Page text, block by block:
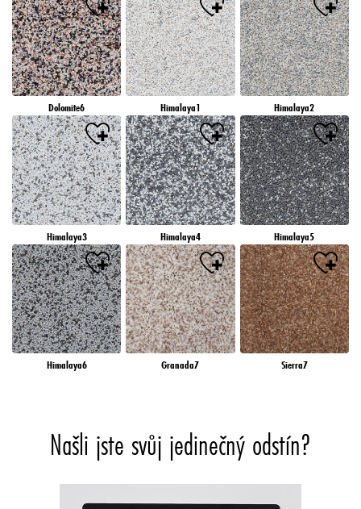
Dolomite6 Himalaya1 Himalaya2
Himalaya3 Himalaya4 Himalaya5
Himalaya6 Granada7 Sierra7
Našli jste svůj jedinečný odstín?